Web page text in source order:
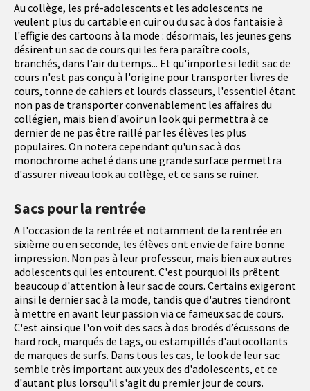
Au collège, les pré-adolescents et les adolescents ne
veulent plus du cartable en cuir ou du sac à dos fantaisie à
l'effigie des cartoons à la mode : désormais, les jeunes gens
désirent un sac de cours qui les fera paraître cools,
branchés, dans l'air du temps... Et qu'importe si ledit sac de
cours n'est pas conçu à l'origine pour transporter livres de
cours, tonne de cahiers et lourds classeurs, l'essentiel étant
non pas de transporter convenablement les affaires du
collégien, mais bien d'avoir un look qui permettra à ce
dernier de ne pas être raillé par les élèves les plus
populaires. On notera cependant qu'un sac à dos
monochrome acheté dans une grande surface permettra
d'assurer niveau look au collège, et ce sans se ruiner.
Sacs pour la rentrée
A l'occasion de la rentrée et notamment de la rentrée en
sixième ou en seconde, les élèves ont envie de faire bonne
impression. Non pas à leur professeur, mais bien aux autres
adolescents qui les entourent. C'est pourquoi ils prêtent
beaucoup d'attention à leur sac de cours. Certains exigeront
ainsi le dernier sac à la mode, tandis que d'autres tiendront
à mettre en avant leur passion via ce fameux sac de cours.
C'est ainsi que l'on voit des sacs à dos brodés d’écussons de
hard rock, marqués de tags, ou estampillés d'autocollants
de marques de surfs. Dans tous les cas, le look de leur sac
semble très important aux yeux des d'adolescents, et ce
d'autant plus lorsqu'il s'agit du premier jour de cours.